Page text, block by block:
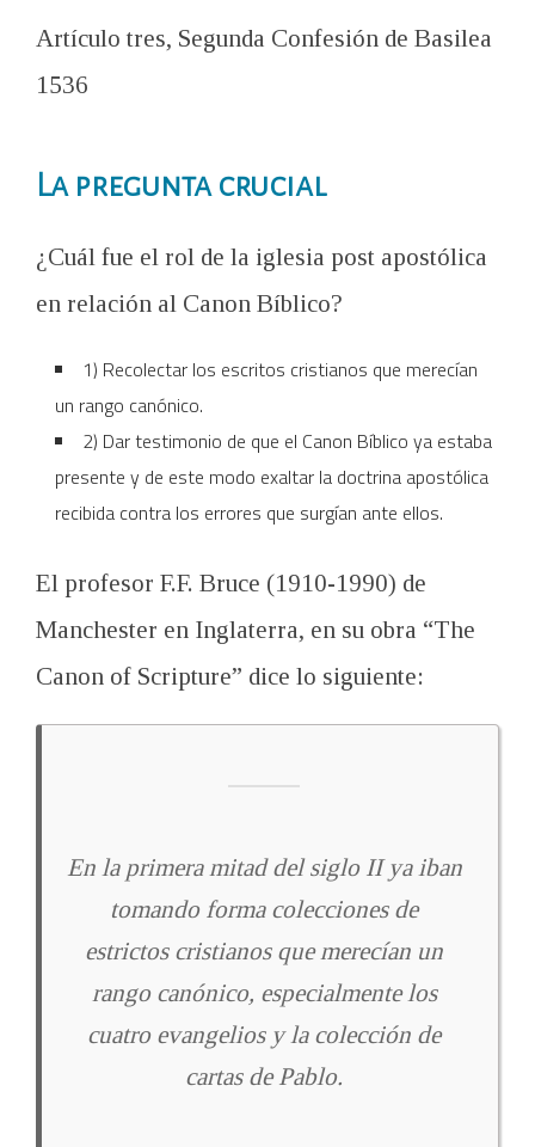
Artículo tres, Segunda Confesión de Basilea
1536
La pregunta crucial
¿Cuál fue el rol de la iglesia post apostólica
en relación al Canon Bíblico?
1) Recolectar los escritos cristianos que merecían
un rango canónico.
2) Dar testimonio de que el Canon Bíblico ya estaba
presente y de este modo exaltar la doctrina apostólica
recibida contra los errores que surgían ante ellos.
El profesor F.F. Bruce (1910-1990) de
Manchester en Inglaterra, en su obra “The
Canon of Scripture” dice lo siguiente:
En la primera mitad del siglo II ya iban
tomando forma colecciones de
estrictos cristianos que merecían un
rango canónico, especialmente los
cuatro evangelios y la colección de
cartas de Pablo.